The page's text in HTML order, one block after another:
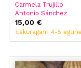
Carmela Trujillo
Antonio Sánchez
15,00 €
Eskuragarri 4-5